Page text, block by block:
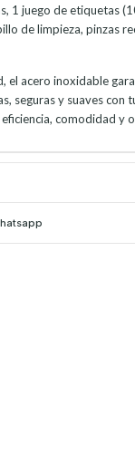
1 juego de etiquetas
de limpieza, pinzas
el acero inoxidable
seguras y suaves con
comodidad y